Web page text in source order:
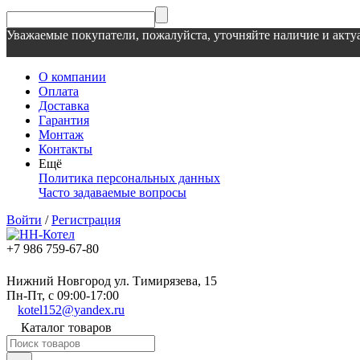
Уважаемые покупатели, пожалуйста, уточняйте наличие и
О компании
Оплата
Доставка
Гарантия
Монтаж
Контакты
Ещё
Политика персональных данных
Часто задаваемые вопросы
Войти /Регистрация
+7 986 759-67-80
Нижний Новгород ул. Тимирязева, 15
Пн-Пт, с 09:00-17:00
kotel152@yandex.ru
Каталог товаров